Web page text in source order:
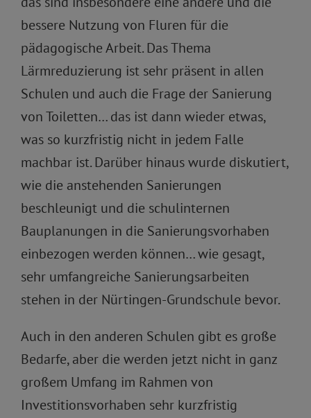
bessere Nutzung von Fluren für die
pädagogische Arbeit. Das Thema
Lärmreduzierung ist sehr präsent in allen
Schulen und auch die Frage der Sanierung
von Toiletten… das ist dann wieder etwas,
was so kurzfristig nicht in jedem Falle
machbar ist. Darüber hinaus wurde diskutiert,
wie die anstehenden Sanierungen
beschleunigt und die schulinternen
Bauplanungen in die Sanierungsvorhaben
einbezogen werden können… wie gesagt,
sehr umfangreiche Sanierungsarbeiten
stehen in der Nürtingen-Grundschule bevor.
Auch in den anderen Schulen gibt es große
Bedarfe, aber die werden jetzt nicht in ganz
großem Umfang im Rahmen von
Investitionsvorhaben sehr kurzfristig